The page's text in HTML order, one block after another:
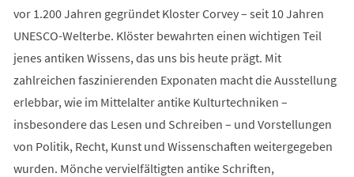
vor 1.200 Jahren gegründet Kloster Corvey – seit 10 Jahren
UNESCO-Welterbe. Klöster bewahrten einen wichtigen Teil
jenes antiken Wissens, das uns bis heute prägt. Mit
zahlreichen faszinierenden Exponaten macht die Ausstellung
erlebbar, wie im Mittelalter antike Kulturtechniken –
insbesondere das Lesen und Schreiben – und Vorstellungen
von Politik, Recht, Kunst und Wissenschaften weitergegeben
wurden. Mönche vervielfältigten antike Schriften,